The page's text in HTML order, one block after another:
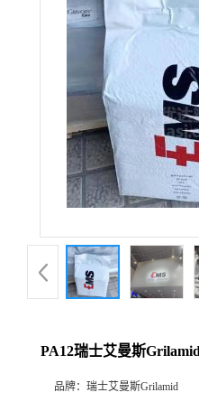
PA12瑞士艾曼斯
品牌： 瑞士艾曼斯Grilamid